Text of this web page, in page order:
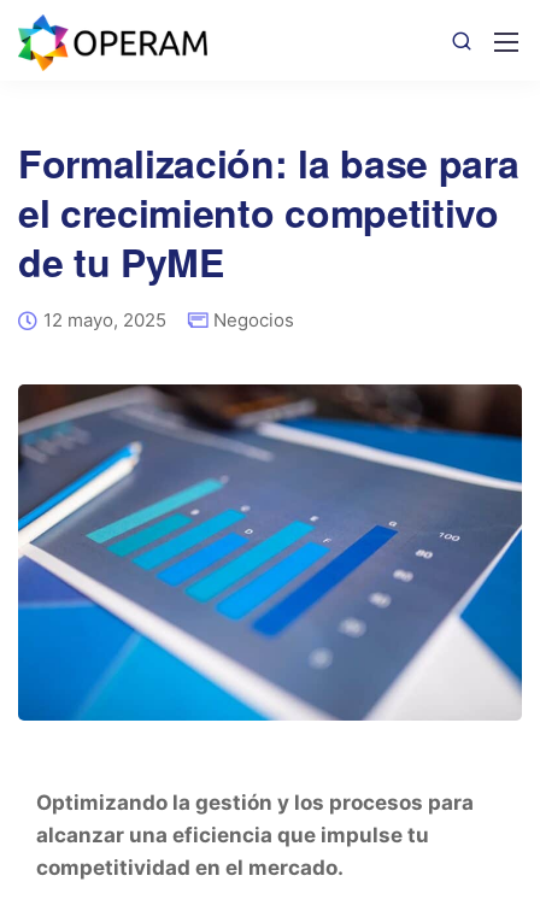
Formalización: la base para
el crecimiento competitivo
de tu PyME
12 mayo, 2025 Negocios
Optimizando la gestión y los procesos para
alcanzar una eficiencia que impulse tu
competitividad en el mercado.